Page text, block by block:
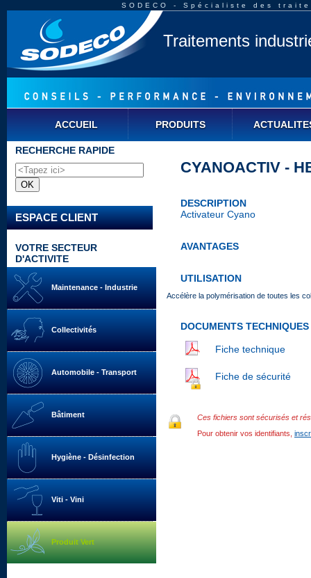
SODECO - Spécialiste des
Traitements
ACCUEIL PRODUITS
RECHERCHE RAPIDE
ESPACE CLIENT
VOTRE SECTEUR
D'ACTIVITE
Maintenance - Industrie
Collectivités
Automobile - Transport
Bâtiment
Hygiène - Désinfection
Viti - Vini
Produit Vert
CYANOACTIV -
DESCRIPTION
Activateur Cyano
AVANTAGES
UTILISATION
Accélère la polymérisation de toutes les
DOCUMENTS TECHNIQUES
Fiche technique
Fiche de sécurité
Ces fichiers sont sécurisés et
Pour obtenir vos identifiants,